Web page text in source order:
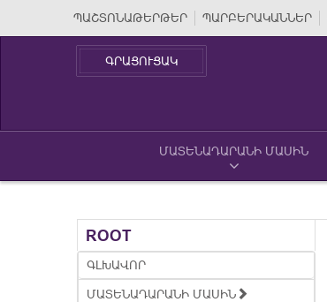
ՊԱՇՏՈՆԱԹԵՐԹԵՐ ՊԱՐԲԵՐԱԿԱՆՆԵՐ
ԳՐԱՑՈՒՑԱԿ
ՄԱՏԵՆԱԴԱՐԱՆԻ ՄԱՍԻՆ
ROOT
ԳԼԽԱՎՈՐ
ՄԱՏԵՆԱԴԱՐԱՆԻ ՄԱՍԻՆ